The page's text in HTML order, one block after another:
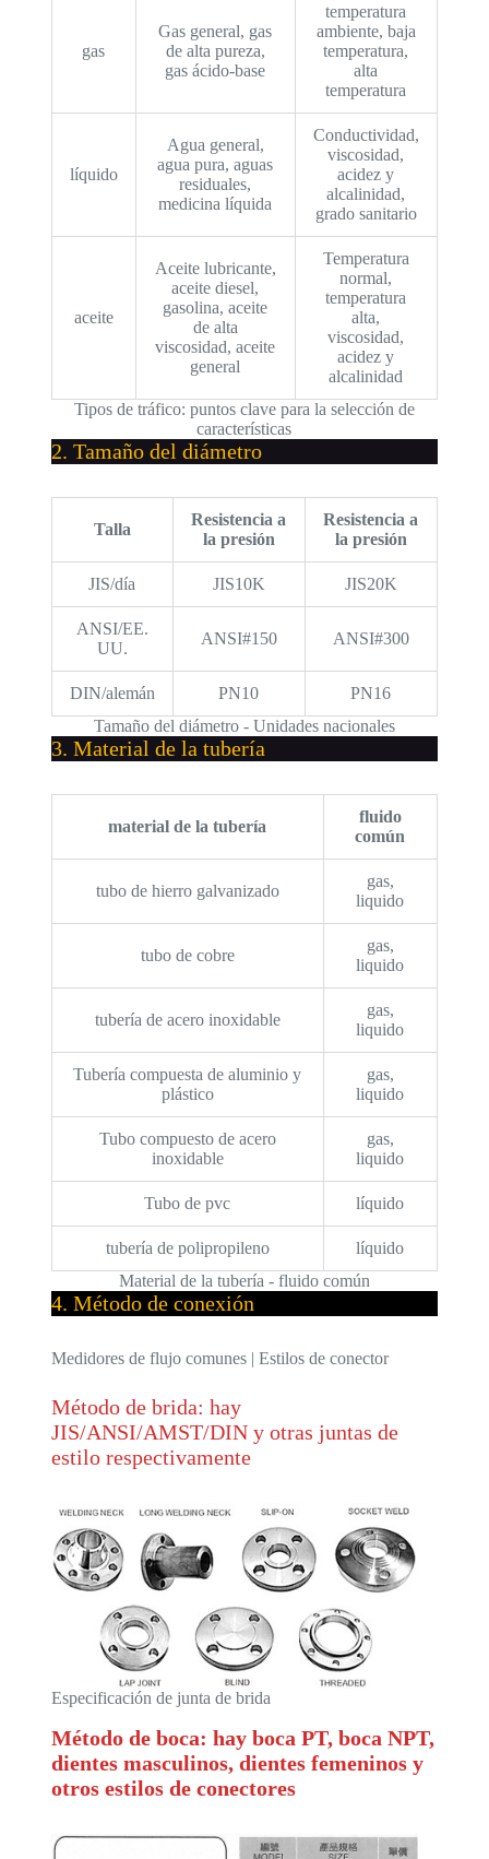
gas
Gas general, gas
de alta pureza,
gas ácido-base
temperatura
ambiente, baja
temperatura,
alta
temperatura
líquido
Agua general,
agua pura, aguas
residuales,
medicina líquida
Conductividad,
viscosidad,
acidez y
alcalinidad,
grado sanitario
aceite
Aceite lubricante,
aceite diesel,
gasolina, aceite
de alta
viscosidad, aceite
general
Temperatura
normal,
temperatura
alta,
viscosidad,
acidez y
alcalinidad
Tipos de tráfico: puntos clave para la selección de
características
2. Tamaño del diámetro
Talla
Resistencia a
la presión
Resistencia a
la presión
JIS/día JIS10K JIS20K
ANSI/EE.
UU.
ANSI#150 ANSI#300
DIN/alemán PN10
PN16
Tamaño del diámetro - Unidades nacionales
3. Material de la tubería
material de la tubería
fluido
común
tubo de hierro galvanizado
gas,
liquido
tubo de cobre
gas,
liquido
tubería de acero inoxidable
gas,
liquido
Tubería compuesta de aluminio y
plástico
gas,
liquido
Tubo compuesto de acero
inoxidable
gas,
liquido
Tubo de pvc líquido
tubería de polipropileno
líquido
Material de la tubería - fluido común
4. Método de conexión
Medidores de flujo comunes | Estilos de conector
Método de brida: hay
JIS/ANSI/AMST/DIN y otras juntas de
estilo respectivamente
Especificación de junta de brida
Método de boca: hay boca PT, boca NPT,
dientes masculinos, dientes femeninos y
otros estilos de conectores